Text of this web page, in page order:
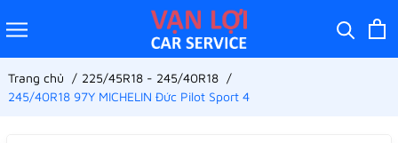
Trang chủ
225/45R18 - 245/40R18
245/40R18 97Y MICHELIN Đức Pilot Sport 4